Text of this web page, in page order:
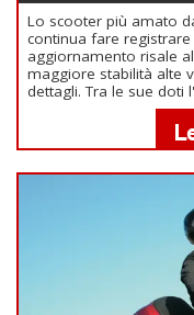
Lo scooter più amato
continua fare
aggiornamento risale
maggiore stabilità alte
dettagli. Tra le sue doti